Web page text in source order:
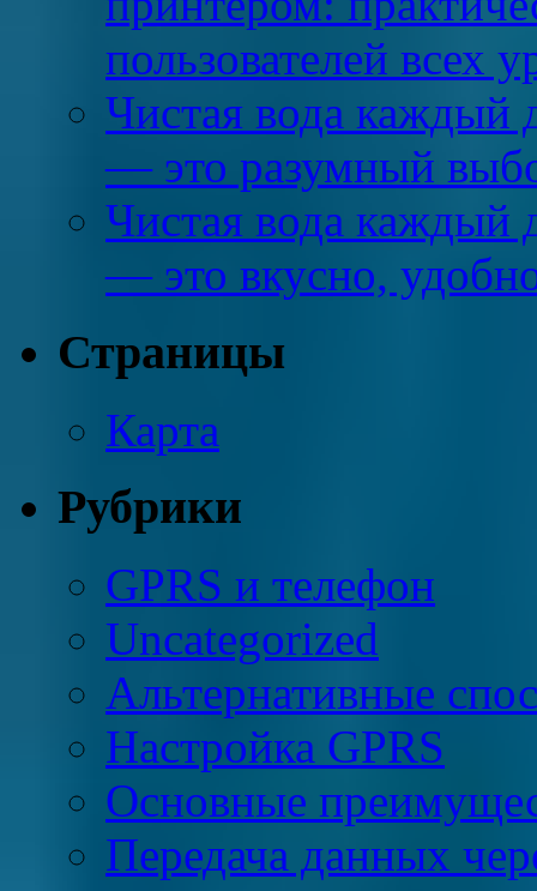
пользователей всех
Чистая вода каждый
— это разумный
Чистая вода каждый
— это вкусно,
Страницы
Карта
Рубрики
GPRS и телефон
Uncategorized
Альтернативные
Настройка GPRS
Основные
Передача данных